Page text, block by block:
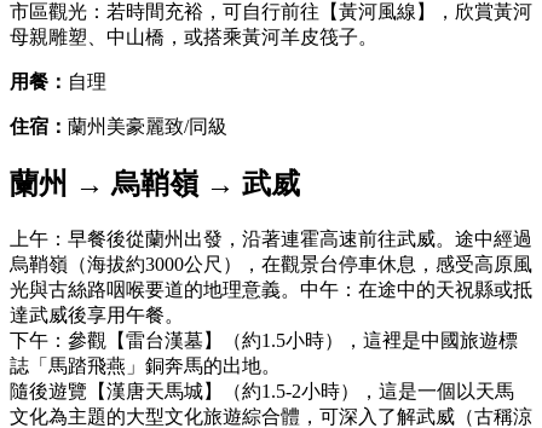
市區觀光：若時間充裕，可自行前往【黃河風線】，欣賞黃河
母親雕塑、中山橋，或搭乘黃河羊皮筏子。
用餐： 自理
住宿： 蘭州美豪麗致/同級
蘭州 → 烏鞘嶺 → 武威
上午：早餐後從蘭州出發，沿著連霍高速前往武威。途中經過
烏鞘嶺（海拔約3000公尺），在觀景台停車休息，感受高原風
光與古絲路咽喉要道的地理意義。中午：在途中的天祝縣或抵
達武威後享用午餐。
下午：參觀【雷台漢墓】（約1.5小時），這裡是中國旅遊標
誌「馬踏飛燕」銅奔馬的出地。
隨後遊覽【漢唐天馬城】（約1.5-2小時），這是一個以天馬
文化為主題的大型文化旅遊綜合體，可深入了解武威（古稱涼